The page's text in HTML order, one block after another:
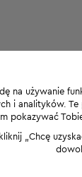
na używanie
i analityków.
pokazywać
„Chcę